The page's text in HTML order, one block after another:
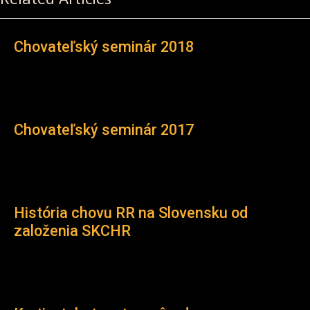
Chovateľský seminár 2018
Chovateľský seminár 2017
História chovu RR na Slovensku od
založenia SKCHR